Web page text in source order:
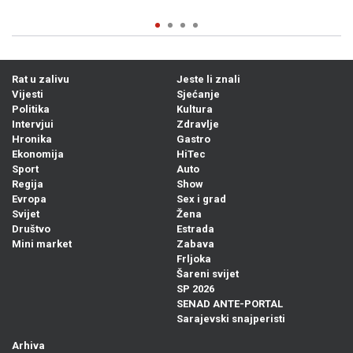
Rat u zalivu
Vijesti
Politika
Intervjui
Hronika
Ekonomija
Sport
Regija
Evropa
Svijet
Društvo
Mini market
Jeste li znali
Sjećanje
Kultura
Zdravlje
Gastro
HiTec
Auto
Show
Sex i grad
Žena
Estrada
Zabava
Frljoka
Šareni svijet
SP 2026
SENAD ANTE-PORTAL
Sarajevski snajperisti
Arhiva